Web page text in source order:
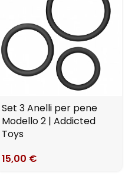
Set 3 Anelli per pene
Modello 2 | Addicted
Toys
15,00 €